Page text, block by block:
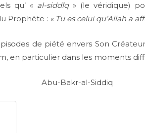
qu’ « al-siddîq» (le véridique)
Prophète : « Tu es celui qu’Allah a
de piété envers Son
en particulier dans les moments